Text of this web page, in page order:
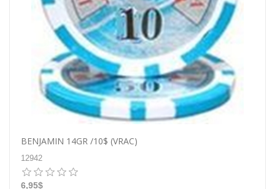
BENJAMIN 14GR /10$ (VRAC)
12942
6,95$